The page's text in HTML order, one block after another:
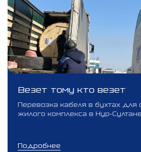
Везет тому кто везет
Перевозка кабеля в бухтах для
жилого комплекса в Нур-Султане
Подробнее